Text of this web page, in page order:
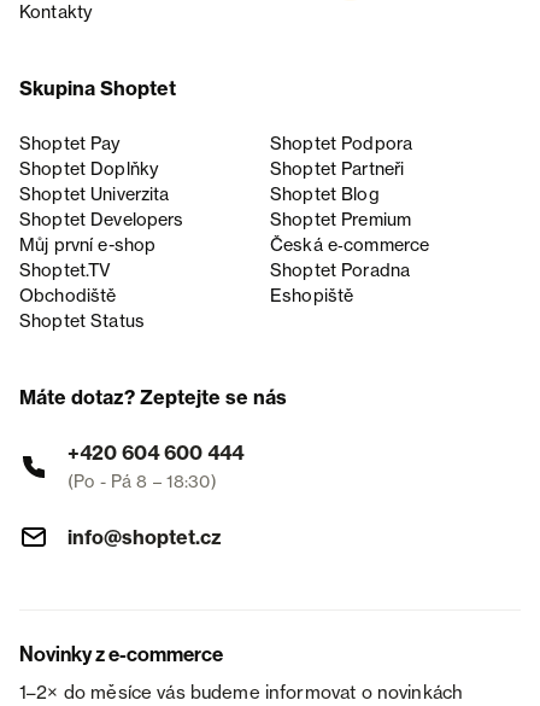
Kontakty
Skupina Shoptet
Shoptet Pay
Shoptet Podpora
Shoptet Doplňky
Shoptet Partneři
Shoptet Univerzita
Shoptet Blog
Shoptet Developers
Shoptet Premium
Můj první e-shop
Česká e‑commerce
Shoptet.TV
Shoptet Poradna
Obchodiště
Eshopiště
Shoptet Status
Máte dotaz? Zeptejte se nás
+420 604 600 444
(Po - Pá 8 – 18:30)
info@shoptet.cz
Novinky z e-commerce
1–2× do měsíce vás budeme informovat o novinkách